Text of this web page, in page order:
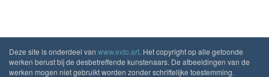
Deze site is onderdeel van www.exto.art. Het copyright op alle getoonde
werken berust bij de desbetreffende kunstenaars. De afbeeldingen van de
werken mogen niet gebruikt worden zonder schriftelijke toestemming.